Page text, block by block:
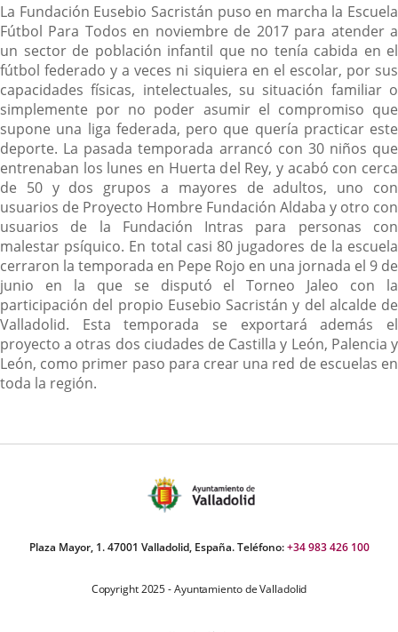
La Fundación Eusebio Sacristán puso en marcha la Escuela
Fútbol Para Todos en noviembre de 2017 para atender a
un sector de población infantil que no tenía cabida en el
fútbol federado y a veces ni siquiera en el escolar, por sus
capacidades físicas, intelectuales, su situación familiar o
simplemente por no poder asumir el compromiso que
supone una liga federada, pero que quería practicar este
deporte. La pasada temporada arrancó con 30 niños que
entrenaban los lunes en Huerta del Rey, y acabó con cerca
de 50 y dos grupos a mayores de adultos, uno con
usuarios de Proyecto Hombre Fundación Aldaba y otro con
usuarios de la Fundación Intras para personas con
malestar psíquico. En total casi 80 jugadores de la escuela
cerraron la temporada en Pepe Rojo en una jornada el 9 de
junio en la que se disputó el Torneo Jaleo con la
participación del propio Eusebio Sacristán y del alcalde de
Valladolid. Esta temporada se exportará además el
proyecto a otras dos ciudades de Castilla y León, Palencia y
León, como primer paso para crear una red de escuelas en
toda la región.
Plaza Mayor, 1. 47001 Valladolid, España. Teléfono:+34 983 426 100
Copyright 2025 - Ayuntamiento de Valladolid